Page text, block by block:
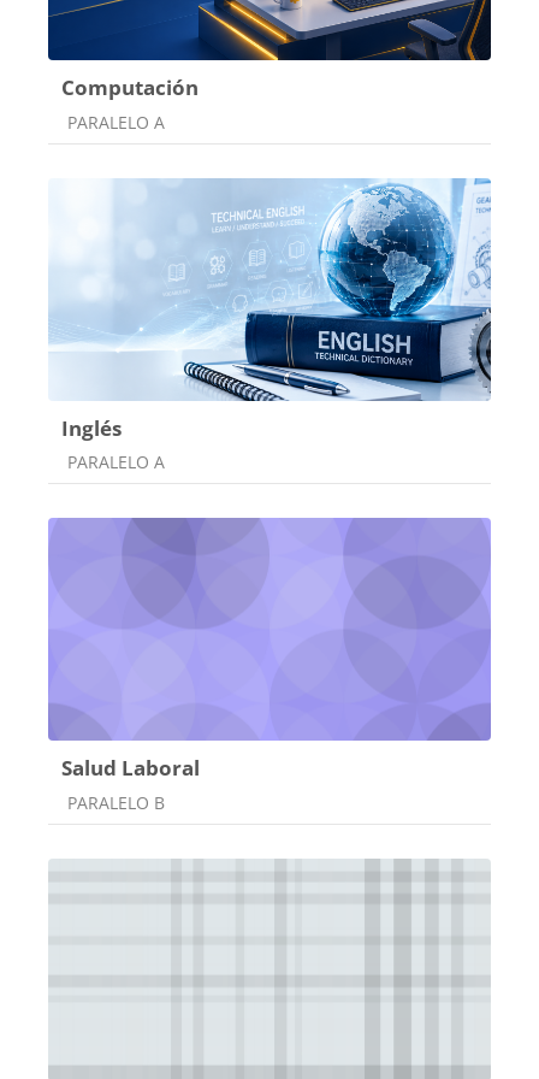
Computación
Categoría de cursos
PARALELO A
Inglés
Categoría de cursos
PARALELO A
Salud Laboral
Categoría de cursos
PARALELO B